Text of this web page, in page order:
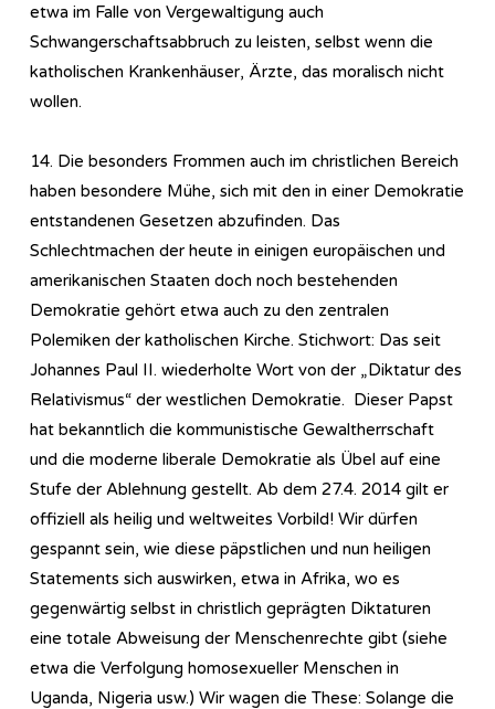
etwa im Falle von Vergewaltigung auch
Schwangerschaftsabbruch zu leisten, selbst wenn die
katholischen Krankenhäuser, Ärzte, das moralisch nicht
wollen.
14. Die besonders Frommen auch im christlichen Bereich
haben besondere Mühe, sich mit den in einer Demokratie
entstandenen Gesetzen abzufinden. Das
Schlechtmachen der heute in einigen europäischen und
amerikanischen Staaten doch noch bestehenden
Demokratie gehört etwa auch zu den zentralen
Polemiken der katholischen Kirche. Stichwort: Das seit
Johannes Paul II. wiederholte Wort von der „Diktatur des
Relativismus“ der westlichen Demokratie. Dieser Papst
hat bekanntlich die kommunistische Gewaltherrschaft
und die moderne liberale Demokratie als Übel auf eine
Stufe der Ablehnung gestellt. Ab dem 27.4. 2014 gilt er
offiziell als heilig und weltweites Vorbild! Wir dürfen
gespannt sein, wie diese päpstlichen und nun heiligen
Statements sich auswirken, etwa in Afrika, wo es
gegenwärtig selbst in christlich geprägten Diktaturen
eine totale Abweisung der Menschenrechte gibt (siehe
etwa die Verfolgung homosexueller Menschen in
Uganda, Nigeria usw.) Wir wagen die These: Solange die